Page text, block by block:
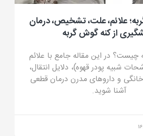
علائم، علت، تشخیص، درمان
از کنه گوش گربه
در این مقاله جامع با علائم
شبیه پودر قهوه)، دلایل انتقال،
و داروهای مدرن درمان قطعی
آشنا شوید.